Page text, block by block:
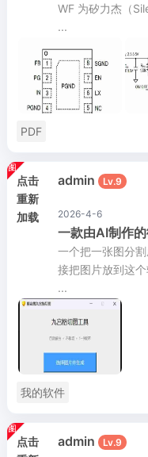
WF 为矽力杰（
...
PDF
点击
重新
加载
admin Lv.9
2026-4-6
一款由AI制作
一个把一张图分
接把图片放到这
...
我的软件
点击
admin Lv.9